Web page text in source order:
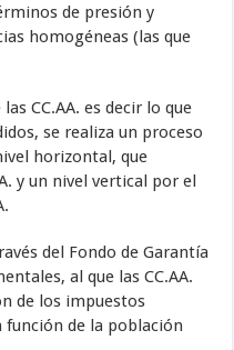
de presión y
homogéneas (las que
CC.AA. es decir lo que
se realiza un proceso
horizontal, que
y un nivel vertical por el
del Fondo de Garantía
al que las CC.AA.
de los impuestos
función de la población